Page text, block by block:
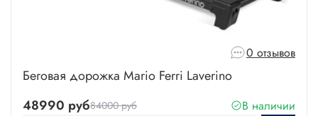
0 отзывов
Беговая дорожка Mario Ferri Laverino
48990 руб84000 руб
В наличии